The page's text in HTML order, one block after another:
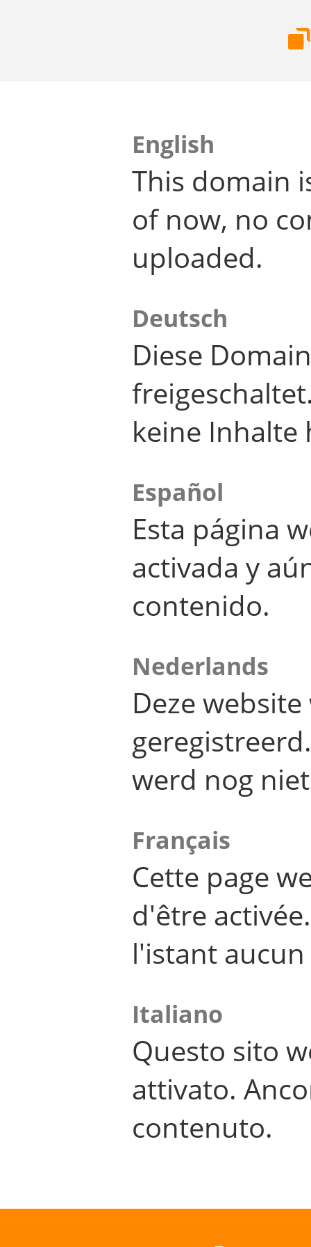
English
This domain
of now, no
uploaded.
Deutsch
Diese
keine Inhalte
Español
Esta página
activada y
contenido.
Nederlands
Deze
werd nog
Français
Cette page
d'être
l'istant
Italiano
Questo sito
attivato.
contenuto.